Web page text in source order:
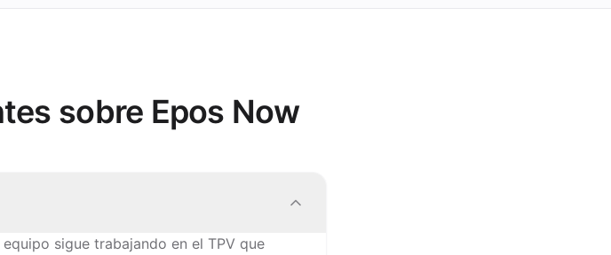
sobre Epos Now
sigue trabajando en el TPV que